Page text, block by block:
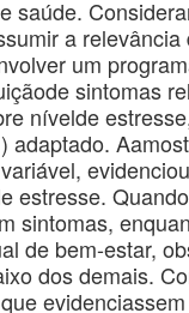
saúde.
a
um
sintomas
nívelde
adaptado.
estresse.
sintomas,
de bem-estar,
dos demais.